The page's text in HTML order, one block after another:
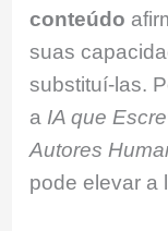
conteúdo
suas
substituí-las.
a IA que
Autores
pode elevar a